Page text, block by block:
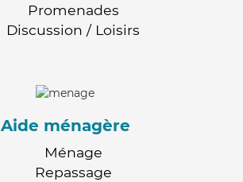
Promenades
Discussion / Loisirs
Aide ménagère
Ménage
Repassage